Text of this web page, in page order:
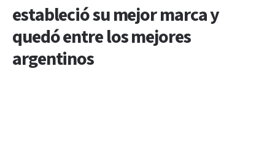
estableció su mejor marca y
quedó entre los mejores
argentinos